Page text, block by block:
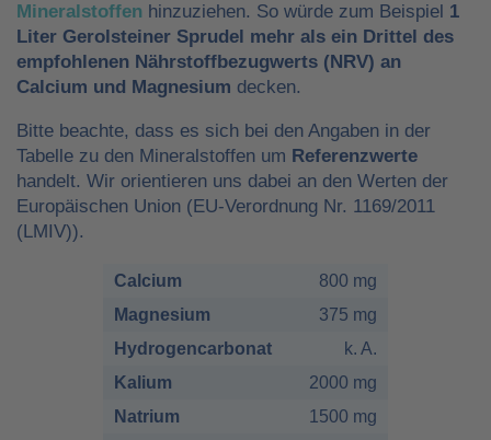
Mineralstoffen hinzuziehen. So würde zum Beispiel 1
Liter Gerolsteiner Sprudel mehr als ein Drittel des
empfohlenen Nährstoffbezugwerts (NRV) an
Calcium und Magnesium decken.
Bitte beachte, dass es sich bei den Angaben in der
Tabelle zu den Mineralstoffen um Referenzwerte
handelt. Wir orientieren uns dabei an den Werten der
Europäischen Union (EU-Verordnung Nr. 1169/2011
(LMIV)).
Calcium
800 mg
Magnesium
375 mg
Hydrogencarbonat
k. A.
Kalium
2000 mg
Natrium
1500 mg